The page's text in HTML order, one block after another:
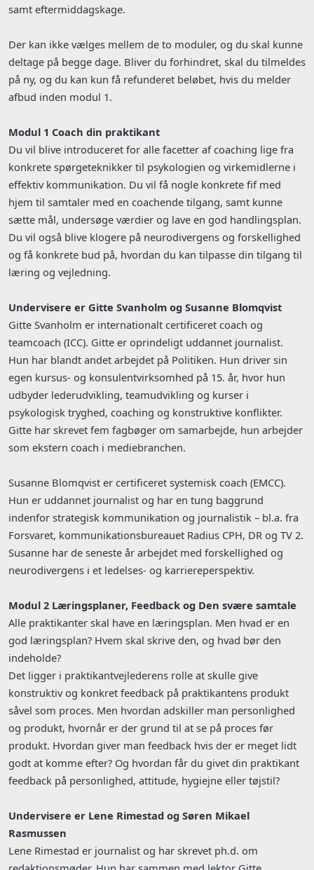
samt eftermiddagskage.
Der kan ikke vælges mellem de to moduler, og du skal kunne
deltage på begge dage. Bliver du forhindret, skal du tilmeldes
på ny, og du kan kun få refunderet beløbet, hvis du melder
afbud inden modul 1.
Modul 1 Coach din praktikant
Du vil blive introduceret for alle facetter af coaching lige fra
konkrete spørgeteknikker til psykologien og virkemidlerne i
effektiv kommunikation. Du vil få nogle konkrete fif med
hjem til samtaler med en coachende tilgang, samt kunne
sætte mål, undersøge værdier og lave en god handlingsplan.
Du vil også blive klogere på neurodivergens og forskellighed
og få konkrete bud på, hvordan du kan tilpasse din tilgang til
læring og vejledning.
Undervisere er Gitte Svanholm og Susanne Blomqvist
Gitte Svanholm er internationalt certificeret coach og
teamcoach (ICC). Gitte er oprindeligt uddannet journalist.
Hun har blandt andet arbejdet på Politiken. Hun driver sin
egen kursus- og konsulentvirksomhed på 15. år, hvor hun
udbyder lederudvikling, teamudvikling og kurser i
psykologisk tryghed, coaching og konstruktive konflikter.
Gitte har skrevet fem fagbøger om samarbejde, hun arbejder
som ekstern coach i mediebranchen.
Susanne Blomqvist er certificeret systemisk coach (EMCC).
Hun er uddannet journalist og har en tung baggrund
indenfor strategisk kommunikation og journalistik – bl.a. fra
Forsvaret, kommunikationsbureauet Radius CPH, DR og TV 2.
Susanne har de seneste år arbejdet med forskellighed og
neurodivergens i et ledelses- og karriereperspektiv.
Modul 2 Læringsplaner, Feedback og Den svære samtale
Alle praktikanter skal have en læringsplan. Men hvad er en
god læringsplan? Hvem skal skrive den, og hvad bør den
indeholde?
Det ligger i praktikantvejlederens rolle at skulle give
konstruktiv og konkret feedback på praktikantens produkt
såvel som proces. Men hvordan adskiller man personlighed
og produkt, hvornår er der grund til at se på proces før
produkt. Hvordan giver man feedback hvis der er meget lidt
godt at komme efter? Og hvordan får du givet din praktikant
feedback på personlighed, attitude, hygiejne eller tøjstil?
Undervisere er Lene Rimestad og Søren Mikael
Rasmussen
Lene Rimestad er journalist og har skrevet ph.d. om